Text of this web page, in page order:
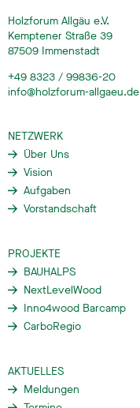
Holzforum Allgäu e.V.
Kemptener Straße 39
87509 Immenstadt
+49 8323 / 99836-20
info@holzforum-allgaeu.de
NETZWERK
Über Uns
Vision
Aufgaben
Vorstandschaft
PROJEKTE
BAUHALPS
NextLevelWood
Inno4wood Barcamp
CarboRegio
AKTUELLES
Meldungen